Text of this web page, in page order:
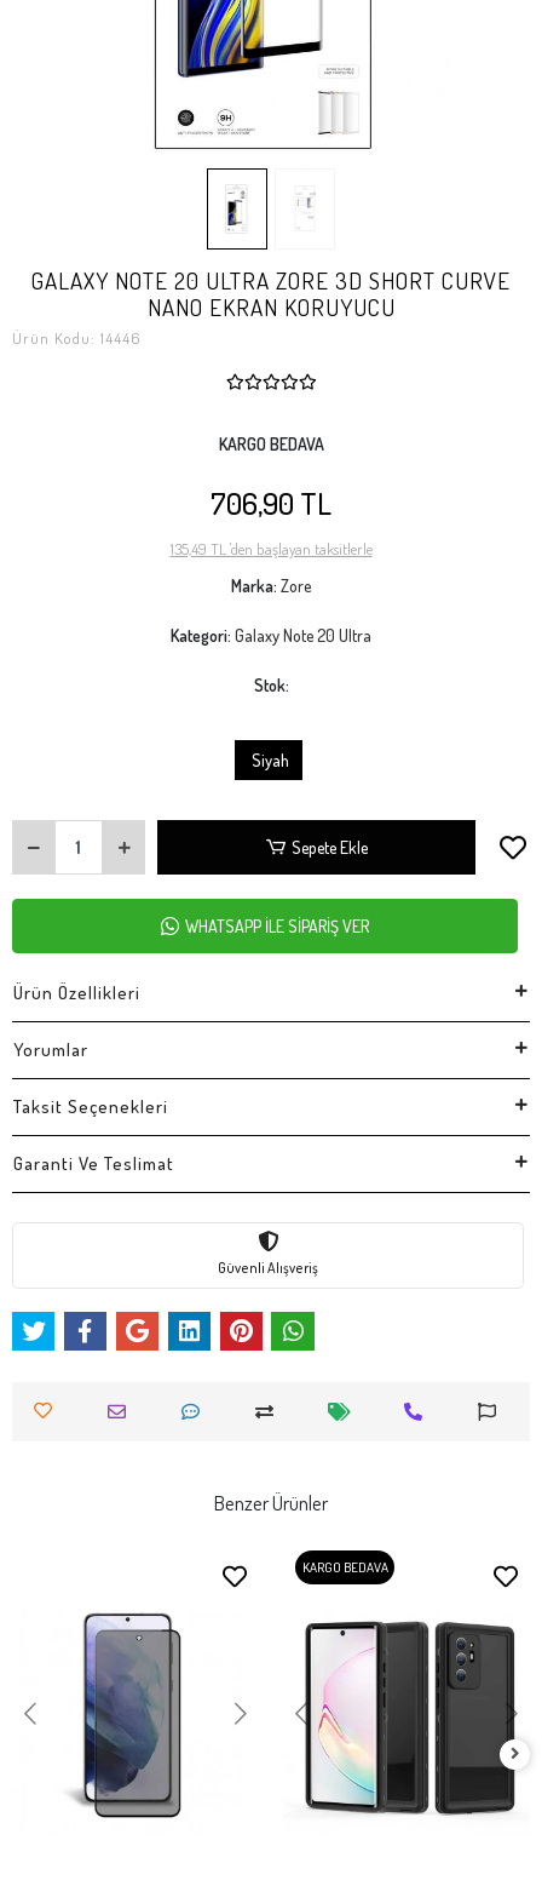
GALAXY NOTE 20 ULTRA ZORE 3D SHORT CURVE
NANO EKRAN KORUYUCU
Ürün Kodu: 14446
KARGO BEDAVA
706,90 TL
135,49 TL 'den başlayan taksitlerle
Marka: Zore
Kategori: Galaxy Note 20 Ultra
Stok:
Siyah
Sepete Ekle
WHATSAPP İLE SİPARİŞ VER
Ürün Özellikleri
Yorumlar
Taksit Seçenekleri
Garanti Ve Teslimat
Güvenli Alışveriş
Benzer Ürünler
KARGO BEDAVA